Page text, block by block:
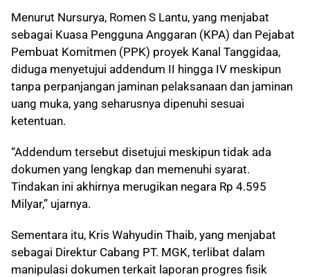
Menurut Nursurya, Romen S Lantu, yang menjabat
sebagai Kuasa Pengguna Anggaran (KPA) dan Pejabat
Pembuat Komitmen (PPK) proyek Kanal Tanggidaa,
diduga menyetujui addendum II hingga IV meskipun
tanpa perpanjangan jaminan pelaksanaan dan jaminan
uang muka, yang seharusnya dipenuhi sesuai
ketentuan.
“Addendum tersebut disetujui meskipun tidak ada
dokumen yang lengkap dan memenuhi syarat.
Tindakan ini akhirnya merugikan negara Rp 4.595
Milyar,” ujarnya.
Sementara itu, Kris Wahyudin Thaib, yang menjabat
sebagai Direktur Cabang PT. MGK, terlibat dalam
manipulasi dokumen terkait laporan progres fisik